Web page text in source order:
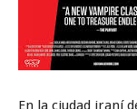
En la ciudad iraní